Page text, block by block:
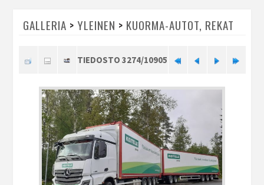
GALLERIA > YLEINEN > KUORMA-AUTOT, REKAT
TIEDOSTO 3274/10905